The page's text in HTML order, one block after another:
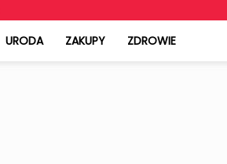
URODA ZAKUPY ZDROWIE